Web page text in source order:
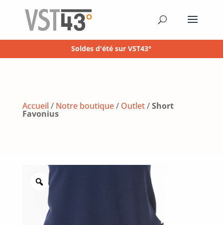
Soldes d'été sur VST43°
Accueil / Notre boutique/ Outlet/Short
Favonius